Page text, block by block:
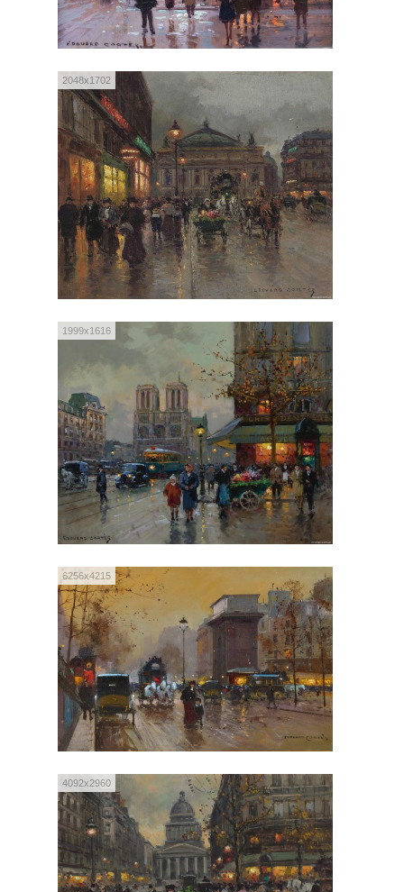
2048x1702
1999x1616
6256x4215
4092x2960